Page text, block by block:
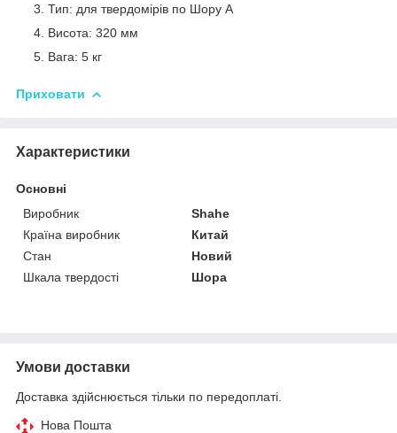
Тип: для твердомірів по Шору A
Висота: 320 мм
Вага: 5 кг
Приховати
Характеристики
Основні
Виробник
Shahe
Країна виробник
Китай
Стан
Новий
Шкала твердості
Шора
Умови доставки
Доставка здійснюється тільки по передоплаті.
Нова Пошта